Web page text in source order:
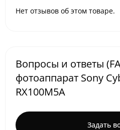
Нет отзывов об этом товаре.
Вопросы и ответы
фотоаппарат Sony
RX100M5A
Задать